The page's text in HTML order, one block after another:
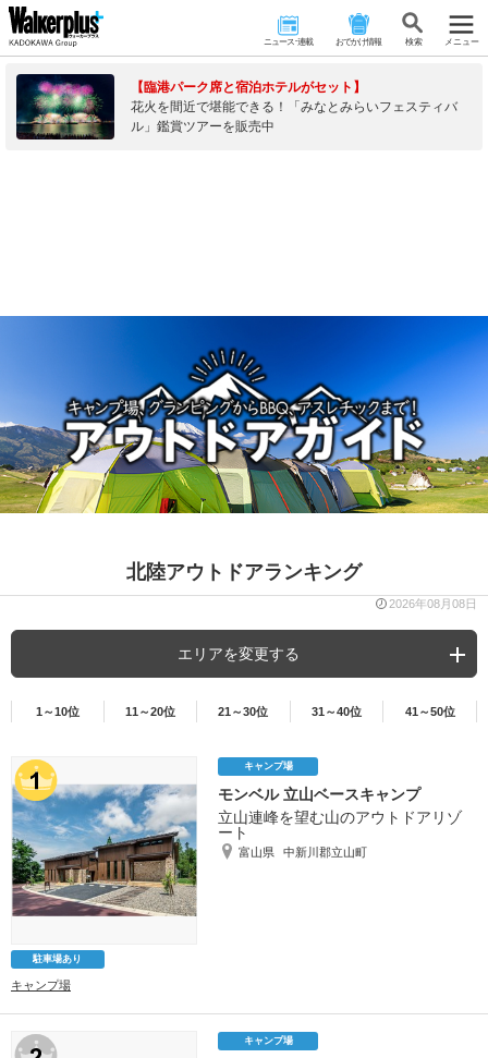
ニュース･連載 おでかけ情報 検 索 メニュー
【臨港パーク席と宿泊ホテルがセット】
花火を間近で堪能できる！「みなとみらいフェスティバ
ル」鑑賞ツアーを販売中
北陸アウトドアランキング
2026年08月08日
エリアを変更する
1～10位 11～20位 21～30位 31～40位 41～50位
キャンプ場
モンベル 立山ベースキャンプ
立山連峰を望む山のアウトドアリゾ
ート
富山県 中新川郡立山町
駐車場あり
キャンプ場
キャンプ場